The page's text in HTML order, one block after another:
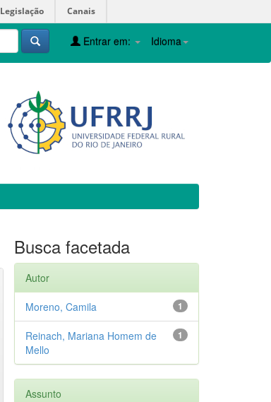
Legislação Canais
Idioma
Entrar em:
Busca facetada
Autor
1
Moreno, Camila
1
Reinach, Mariana Homem de
Mello
Assunto